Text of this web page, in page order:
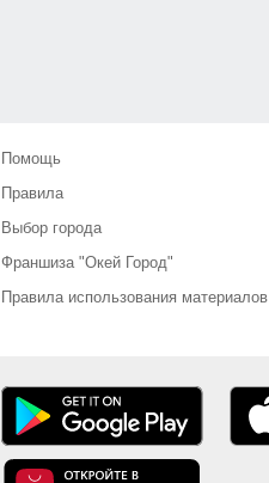
Помощь
Правила
Выбор города
Франшиза "Окей Город"
Правила использования материалов